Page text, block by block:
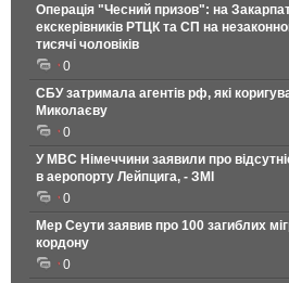
Операція "Чесний призов": на
екскерівників РТЦК та СП на
тисячі чоловіків
0
СБУ затримала агентів рф, які
Миколаєву
0
У МВС Німеччини заявили про
в аеропорту Лейпцига, - ЗМІ
0
Мер Сеути заявив про 100 загиблих
кордону
0